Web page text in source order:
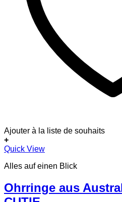
Ajouter à la liste de souhaits
+
Quick View
Alles auf einen Blick
Ohrringe aus